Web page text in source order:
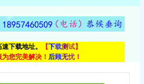
下载地址。 【下载测试】
为您完美解决 ！ 后顾无忧！